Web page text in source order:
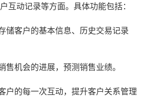
互动记录等方面。具体功能包括：
储客户的基本信息、历史交易记录
售机会的进展，预测销售业绩。
户的每一次互动，提升客户关系管理